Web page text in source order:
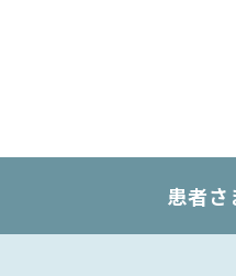
患者